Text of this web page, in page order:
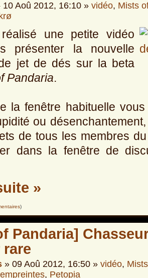
10 Aoû 2012, 16:10 » vidéo, Mists
une petite vidéo
présenter la nouvelle
jet de dés sur la beta
Pandaria.
la fenêtre habituelle
ou
de tous les membres
dans la fenêtre de
»
)
Pandaria]
» 09 Aoû 2012, 16:50 » vidéo,
empreintes, Petopia